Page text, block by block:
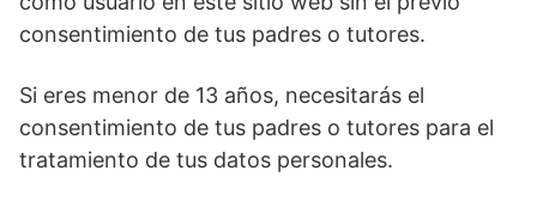
consentimiento de tus padres o tutores.
Si eres menor de 13 años, necesitarás el
consentimiento de tus padres o tutores para el
tratamiento de tus datos personales.